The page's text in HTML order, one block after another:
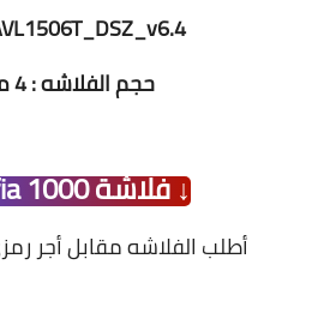
حجم الفلاشه : 4 ميجا
↓ فلاشة Mafia 1000 ↓
أطلب الفلاشه مقابل أجر